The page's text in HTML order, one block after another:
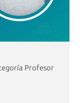
Profesor